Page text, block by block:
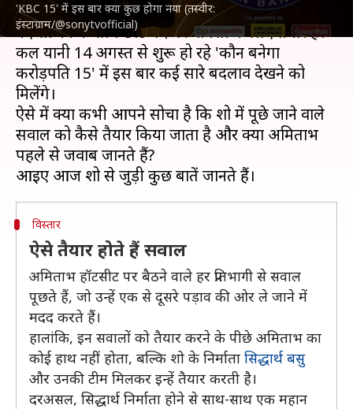
'KBC 15' में इस बार क्या कुछ होगा नया (तस्वीर:
इंस्टाग्राम/@sonytvofficial)
अमिताभ बच्चनएक बार फिर 'कौन बनेगा करोड़पति
नए सीजन के साथ छोटे पर्दे पर वापसी के लिए तैयार है।
कल यानी 14 अगस्त से शुरू हो रहे 'कौन बनेगा
करोड़पति 15' में इस बार कई सारे बदलाव देखने को
मिलेंगे।
ऐसे में क्या कभी आपने सोचा है कि शो में पूछे जाने वाले
सवाल को कैसे तैयार किया जाता है और क्या अमिताभ
पहले से जवाब जानते हैं?
विस्तार
ऐसे तैयार होते हैं सवाल
अमिताभ हॉटसीट पर बैठने वाले हर प्रतिभागी से सवाल
पूछते हैं, जो उन्हें एक से दूसरे पड़ाव की ओर ले जाने में
मदद करते हैं।
हालांकि, इन सवालों को तैयार करने के पीछे अमिताभ का
कोई हाथ नहीं होता, बल्कि शो के निर्माता सिद्धार्थ बसु
और उनकी टीम मिलकर इन्हें तैयार करती है।
दरअसल, सिद्धार्थ निर्माता होने से साथ-साथ एक महान